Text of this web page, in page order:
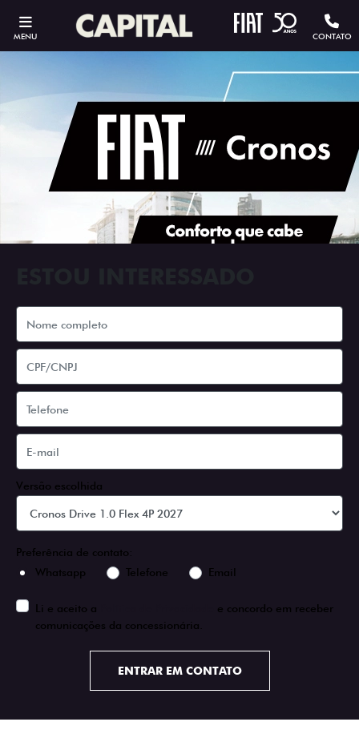
MENU CONTATO
Versão escolhida
Preferência de contato:
Whatsapp
Telefone Email
Li e aceito a
e concordo em receber
comunicações da concessionária.
ENTRAR EM CONTATO